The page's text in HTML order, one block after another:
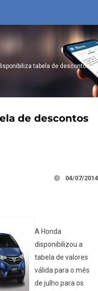
tabela de descontos
de descontos
04/07/2014
A Honda
disponibilizou a
tabela de valores
válida para o mês
de julho para os